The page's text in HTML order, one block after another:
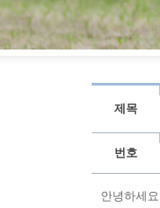
제목
번호
안녕하세요